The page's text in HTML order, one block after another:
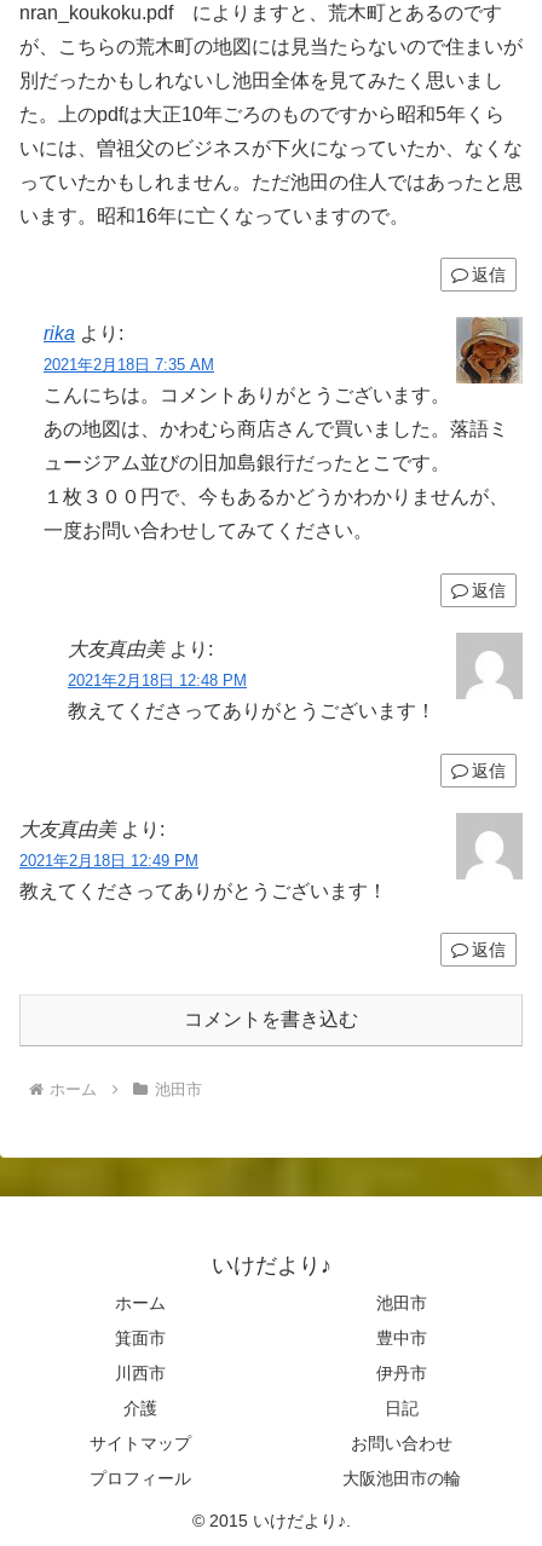
nran_koukoku.pdf によりますと、荒木町とあるのです
が、こちらの荒木町の地図には見当たらないので住まいが
別だったかもしれないし池田全体を見てみたく思いまし
た。上のpdfは大正10年ごろのものですから昭和5年くら
いには、曽祖父のビジネスが下火になっていたか、なくな
っていたかもしれません。ただ池田の住人ではあったと思
います。昭和16年に亡くなっていますので。
返信
rika より:
2021年2月18日 7:35 AM
こんにちは。コメントありがとうございます。
あの地図は、かわむら商店さんで買いました。落語ミ
ュージアム並びの旧加島銀行だったとこです。
１枚３００円で、今もあるかどうかわかりませんが、
一度お問い合わせしてみてください。
返信
大友真由美 より:
2021年2月18日 12:48 PM
教えてくださってありがとうございます！
返信
大友真由美 より:
2021年2月18日 12:49 PM
教えてくださってありがとうございます！
返信
コメントを書き込む
ホーム 池田市
いけだより♪
ホーム
池田市
箕面市
豊中市
川西市
伊丹市
介護
日記
サイトマップ
お問い合わせ
プロフィール
大阪池田市の輪
© 2015 いけだより♪.